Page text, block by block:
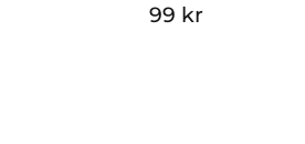
99 kr